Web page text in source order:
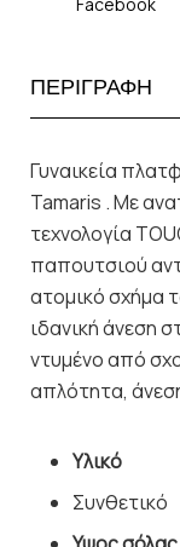
ΠΕΡΙΓΡΑΦΗ
Γυναικεία
Tamaris . Με
τεχνολογία
παπουτσιού
ατομικό σχήμα
ιδανική άνεση
ντυμένο από
απλότητα,
Υλικό
Συνθετικό